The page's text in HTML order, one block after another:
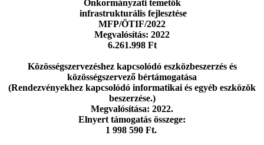
Önkormányzati temetők
infrastrukturális fejlesztése
MFP/ÖTIF/2022
Megvalósítás: 2022
6.261.998 Ft
Közösségszervezéshez kapcsolódó eszközbeszerzés és
közösségszervező bértámogatása
(Rendezvényekhez kapcsolódó informatikai és egyéb eszközök
beszerzése.)
Megvalósítása: 2022.
Elnyert támogatás összege:
1 998 590 Ft.